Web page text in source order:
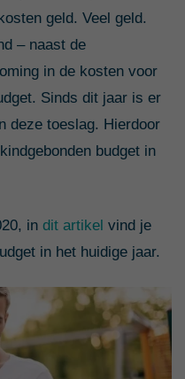
geld. Veel geld.
– naast de
in de kosten voor
Sinds dit jaar is er
deze toeslag. Hierdoor
budget in
in dit artikel vind je
in het huidige jaar.